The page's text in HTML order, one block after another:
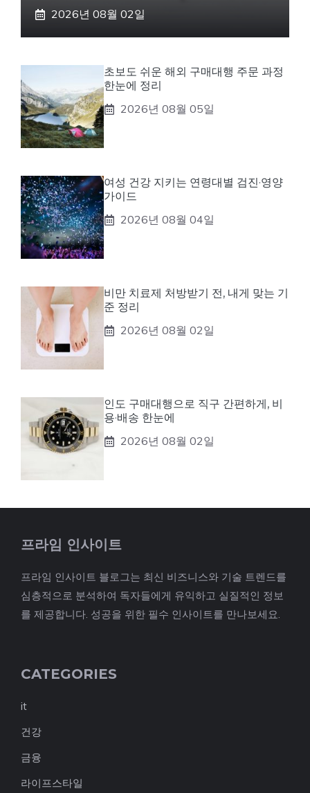
2026년 08월 02일
초보도 쉬운 해외 구매대행 주문 과정
한눈에 정리
2026년 08월 05일
여성 건강 지키는 연령대별 검진·영양
가이드
2026년 08월 04일
비만 치료제 처방받기 전, 내게 맞는 기
준 정리
2026년 08월 02일
인도 구매대행으로 직구 간편하게, 비
용·배송 한눈에
2026년 08월 02일
프라임 인사이트
프라임 인사이트 블로그는 최신 비즈니스와 기술 트렌드를
심층적으로 분석하여 독자들에게 유익하고 실질적인 정보
를 제공합니다. 성공을 위한 필수 인사이트를 만나보세요.
CATEGORIES
it
건강
금융
라이프스타일